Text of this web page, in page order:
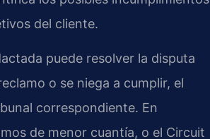
del cliente.
puede resolver la disputa
o se niega a cumplir, el
correspondiente. En
de menor cuantía, o el Circuit